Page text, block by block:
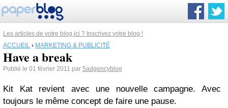
Les articles de votre blog ici ? Inscrivez votre blog !
ACCUEIL › MARKETING & PUBLICITÉ
Have a break
Publié le 01 février 2011 par 5adgencyblog
Kit Kat revient avec une nouvelle campagne. Avec
toujours le même concept de faire une pause.